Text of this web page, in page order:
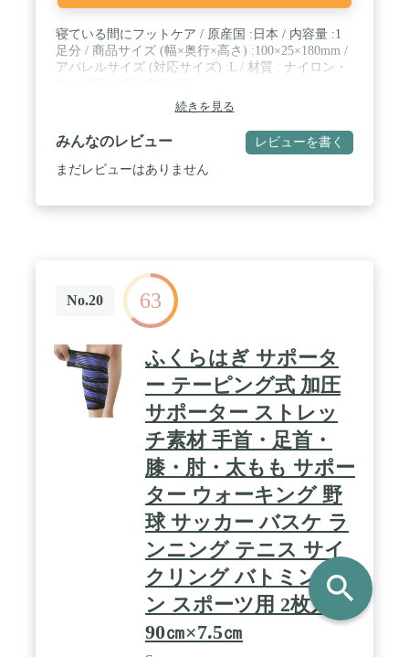
寝ている間にフットケア / 原産国 :日本 / 内容量 :1
足分 / 商品サイズ (幅×奥行×高さ) :100×25×180mm /
アパレルサイズ (対応サイズ) :L / 材質 : ナイロン・
続きを見る
みんなのレビュー レビューを書く
まだレビューはありません
No.20 63
ふくらはぎ サポータ
ー テーピング式 加圧
サポーター ストレッ
チ素材 手首・足首・
膝・肘・太もも サポー
ター ウォーキング 野
球 サッカー バスケ ラ
ンニング テニス サイ
クリング バトミント
ン スポーツ用 2枚入り
90㎝×7.5㎝
search